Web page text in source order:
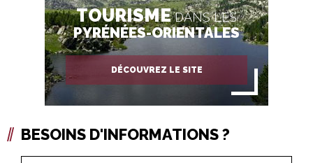
TOURISMEDANS LES
PYRÉNÉES-ORIENTALES
DÉCOUVREZ LE SITE
BESOINS D'INFORMATIONS ?